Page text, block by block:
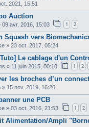
2021, 15:51
Auction
09 avr. 2016, 15:03 1 2
Squash vers
» 23 oct. 2017, 05:24
Le cablage d'un
» 11 juin 2015, 00:10 1 2
les broches d’un
» 15 nov. 2019, 16:20
une PCB
» 03 oct. 2016, 21:53 1 2
Alimentation/Ampli